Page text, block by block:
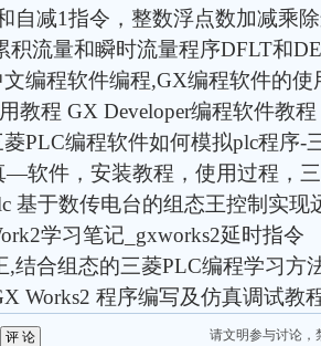
自减1指令，整数浮点数加减乘
积流量和瞬时流量程序DFLT和
文编程软件编程,GX编程软件的使
教程 GX Developer编程软件教程
菱PLC编程软件如何模拟plc程序-
—软件，安装教程，使用过程，
基于数传电台的组态王控制实现
学习笔记_gxworks2延时指令
,结合组态的三菱PLC编程学习方
Works2 程序编写及仿真调试教
请文明参与讨论，